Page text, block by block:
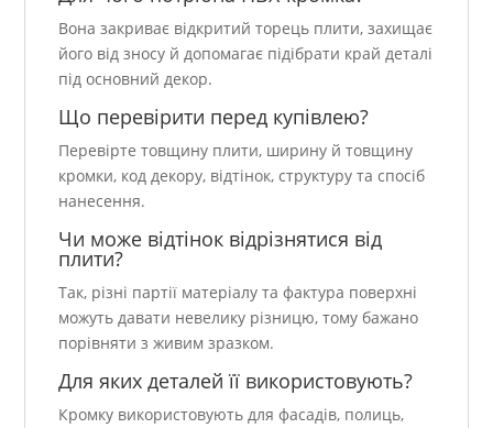
Вона закриває відкритий торець плити, захищає
його від зносу й допомагає підібрати край деталі
під основний декор.
Що перевірити перед купівлею?
Перевірте товщину плити, ширину й товщину
кромки, код декору, відтінок, структуру та спосіб
нанесення.
Чи може відтінок відрізнятися від
плити?
Так, різні партії матеріалу та фактура поверхні
можуть давати невелику різницю, тому бажано
порівняти з живим зразком.
Для яких деталей її використовують?
Кромку використовують для фасадів, полиць,